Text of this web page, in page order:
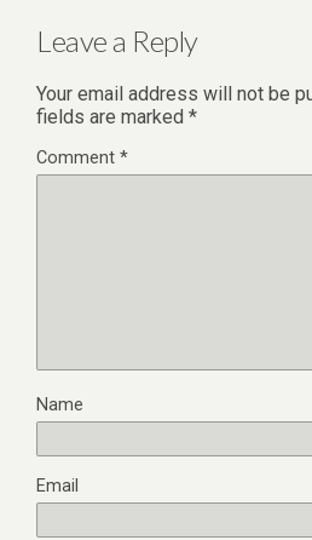
Leave a Reply
Your email address will not be
fields are marked *
Comment *
Name
Email